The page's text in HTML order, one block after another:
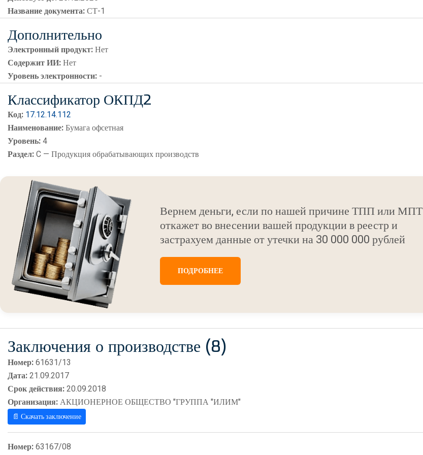
Название документа:СТ-1
Дополнительно
Электронный продукт:Нет
Содержит ИИ:Нет
Уровень электронности: -
Классификатор ОКПД2
Код: 17.12.14.112
Наименование:Бумага офсетная
Уровень:4
Раздел:C — Продукция обрабатывающих производств
Вернем деньги, если по нашей причине ТПП или МПТ
откажет во внесении вашей продукции в реестр и
застрахуем данные от утечки на 30 000 000 рублей
ПОДРОБНЕЕ
Заключения о производстве (8)
Номер:61631/13
Дата:21.09.2017
Срок действия:20.09.2018
Организация:АКЦИОНЕРНОЕ ОБЩЕСТВО "ГРУППА "ИЛИМ"
📄 Скачать заключение
Номер:63167/08